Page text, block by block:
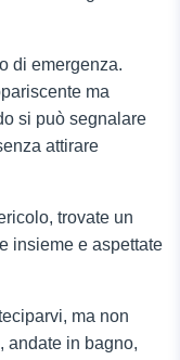
di emergenza.
ma
si può segnalare
attirare
trovate un
insieme e aspettate
ma non
andate in bagno,